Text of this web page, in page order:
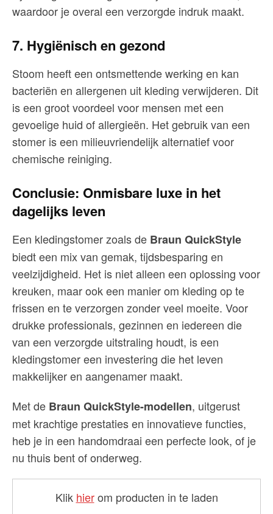
waardoor je overal een verzorgde indruk maakt.
7. Hygiënisch en gezond
Stoom heeft een ontsmettende werking en kan
bacteriën en allergenen uit kleding verwijderen. Dit
is een groot voordeel voor mensen met een
gevoelige huid of allergieën. Het gebruik van een
stomer is een milieuvriendelijk alternatief voor
chemische reiniging.
Conclusie: Onmisbare luxe in het
dagelijks leven
Een kledingstomer zoals de Braun QuickStyle
biedt een mix van gemak, tijdsbesparing en
veelzijdigheid. Het is niet alleen een oplossing voor
kreuken, maar ook een manier om kleding op te
frissen en te verzorgen zonder veel moeite. Voor
drukke professionals, gezinnen en iedereen die
van een verzorgde uitstraling houdt, is een
kledingstomer een investering die het leven
makkelijker en aangenamer maakt.
Met de Braun QuickStyle-modellen, uitgerust
met krachtige prestaties en innovatieve functies,
heb je in een handomdraai een perfecte look, of je
nu thuis bent of onderweg.
Klik hierom producten in te laden